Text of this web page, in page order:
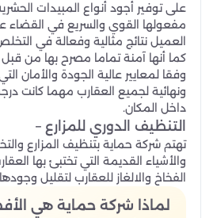
على توفير أجود أنواع المبيدات
مفعولها القوي والسريع في القضاء
العميل نتائج مثالية وفعالة في
كما أنها آمنة تماما مصرح بها من قبل
وفقا لمعايير عالية الجودة والأمان
ونهائية لجميع العقارب مهما كانت
داخل المكان.
التنظيف الدوري للمزارع –
تهتم شركة حماية بتنظيف المزارع
والأشياء القديمة التي تختبئ بها
الفخاخ والالغاز للعقارب لتقليل
لماذا شركة حماية هي